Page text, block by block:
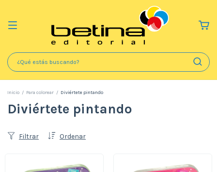
Inicio / Para colorear / Diviértete pintando
Diviértete pintando
Ordenar
Filtrar